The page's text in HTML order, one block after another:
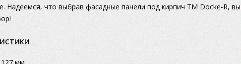
Надеемся, что выбрав фасадные панели под кирпич ТМ Docke-R, вы